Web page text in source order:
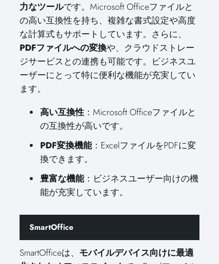
力なツールです。Microsoft Officeファイルと
の高い互換性を持ち、複雑な書式設定や高度
な計算式もサポートしています。さらに、
PDFファイルへの変換や、クラウドストレー
ジサービスとの連携も可能です。ビジネスユ
ーザーにとって特に便利な機能が充実してい
ます。
高い互換性：Microsoft Officeファイルと
の互換性が高いです。
PDF変換機能：ExcelファイルをPDFに変
換できます。
豊富な機能：ビジネスユーザー向けの機
能が充実しています。
SmartOffice
SmartOfficeは、 モバイルデバイス向けに最適